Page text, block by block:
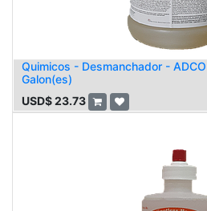
Quimicos - Desmanchador -
Galon(es)
USD$23.73